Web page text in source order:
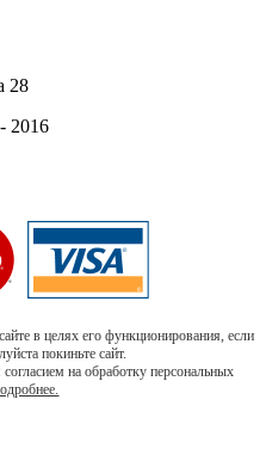
28
2016
в целях его функционирования, если
покиньте сайт.
на обработку персональных